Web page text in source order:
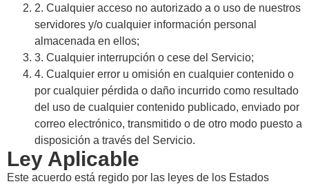
2. Cualquier acceso no autorizado a o uso de nuestros
servidores y/o cualquier información personal
almacenada en ellos;
3. Cualquier interrupción o cese del Servicio;
4. Cualquier error u omisión en cualquier contenido o
por cualquier pérdida o daño incurrido como resultado
del uso de cualquier contenido publicado, enviado por
correo electrónico, transmitido o de otro modo puesto a
disposición a través del Servicio.
Ley Aplicable
Este acuerdo está regido por las leyes de los Estados